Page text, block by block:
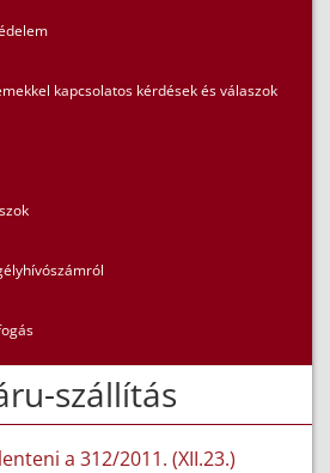
kapcsolatos kérdések és válaszok
szállítás
a 312/2011. (XII.23.)